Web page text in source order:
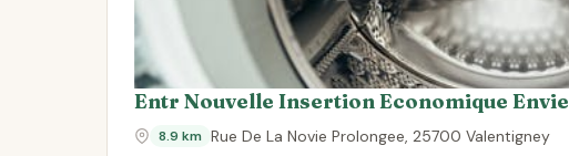
Entr Nouvelle Insertion Economique Envie
8.9 km Rue De La Novie Prolongee, 25700 Valentigney